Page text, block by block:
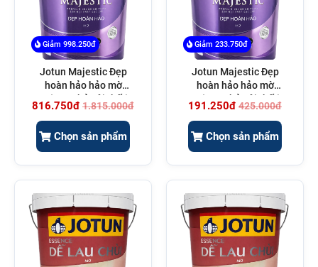
Giảm 998.250đ
Jotun Majestic Đẹp
hoàn hảo hảo mờ
5L(Sơn phủ nội thất)
816.750đ 1.815.000đ
Chọn sản phẩm
Giảm 233.750đ
Jotun Majestic Đẹp
hoàn hảo hảo mờ
1L(Sơn phủ nội thất)
191.250đ 425.000đ
Chọn sản phẩm